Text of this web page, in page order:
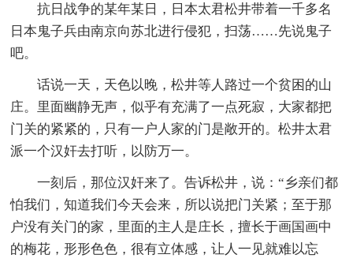
抗日战争的某年某日，日本太君松井带着一千多名
日本鬼子兵由南京向苏北进行侵犯，扫荡……先说鬼子
吧。
话说一天，天色以晚，松井等人路过一个贫困的山
庄。里面幽静无声，似乎有充满了一点死寂，大家都把
门关的紧紧的，只有一户人家的门是敞开的。松井太君
派一个汉奸去打听，以防万一。
一刻后，那位汉奸来了。告诉松井，说：“乡亲们都
怕我们，知道我们今天会来，所以说把门关紧；至于那
户没有关门的家，里面的主人是庄长，擅长于画国画中
的梅花，形形色色，很有立体感，让人一见就难以忘